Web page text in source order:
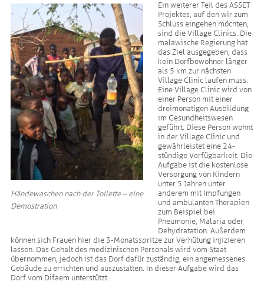
Händewaschen nach der Toilette – eine
Demostration
Ein weiterer Teil des ASSET
Projektes, auf den wir zum
Schluss eingehen möchten,
sind die Village Clinics. Die
malawische Regierung hat
das Ziel ausgegeben, dass
kein Dorfbewohner länger
als 5 km zur nächsten
Village Clinic laufen muss.
Eine Village Clinic wird von
einer Person mit einer
dreimonatigen Ausbildung
im Gesundheitswesen
geführt. Diese Person wohnt
in der Village Clinic und
gewährleistet eine 24-
stündige Verfügbarkeit. Die
Aufgabe ist die kostenlose
Versorgung von Kindern
unter 5 Jahren unter
anderem mit Impfungen
und ambulanten Therapien
zum Beispiel bei
Pneumonie, Malaria oder
Dehydratation. Außerdem
können sich Frauen hier die 3-Monatsspritze zur Verhütung injizieren
lassen. Das Gehalt des medizinischen Personals wird vom Staat
übernommen, jedoch ist das Dorf dafür zuständig, ein angemessenes
Gebäude zu errichten und auszustatten. In dieser Aufgabe wird das
Dorf vom Difaem unterstützt.